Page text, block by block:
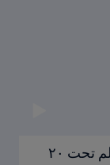
أوروغواي و إيطاليا | النهائي | كأس العالم تحت ٢٠